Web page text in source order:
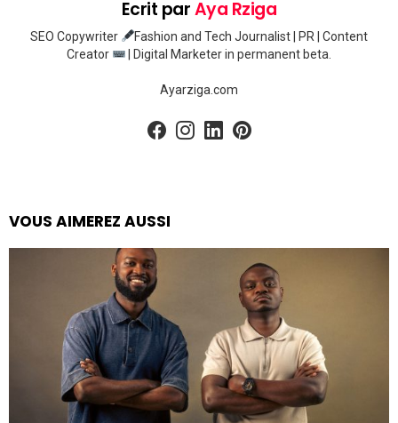
Ecrit parAya Rziga
SEO Copywriter
Fashion and Tech Journalist | PR | Content
Creator
| Digital Marketer in permanent beta.
Ayarziga.com
facebookinstagram
linkedin
VOUS AIMEREZ AUSSI